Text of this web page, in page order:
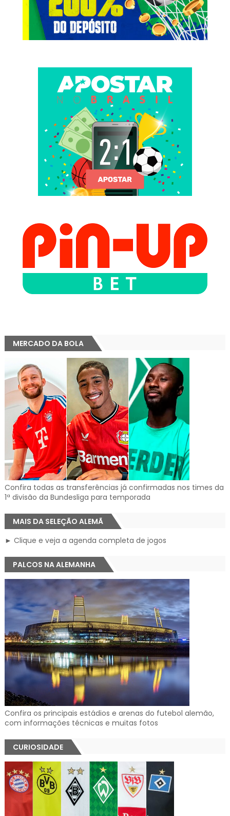
MERCADO DA BOLA
Confira todas as transferências já confirmadas nos times da
1ª divisão da Bundesliga para temporada
MAIS DA SELEÇÃO ALEMÃ
► Clique e veja a agenda completa de jogos
PALCOS NA ALEMANHA
Confira os principais estádios e arenas do futebol alemão,
com informações técnicas e muitas fotos
CURIOSIDADE